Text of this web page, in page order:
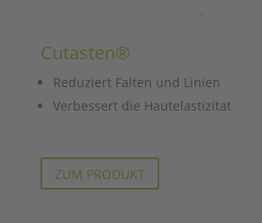
Cutasten®
Reduziert Falten und Linien
Verbessert die Hautelastizität
ZUM PRODUKT